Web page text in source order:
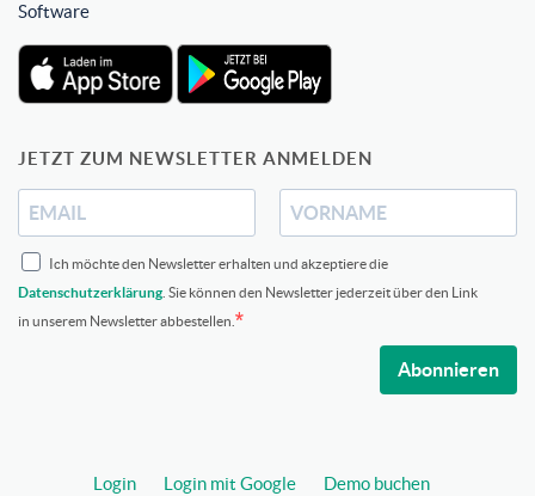
Software
JETZT ZUM NEWSLETTER ANMELDEN
Ich möchte den Newsletter erhalten und akzeptiere die
Datenschutzerklärung . Sie können den Newsletter jederzeit über den Link
in unserem Newsletter abbestellen.
Abonnieren
Login Login mit Google
Demo buchen